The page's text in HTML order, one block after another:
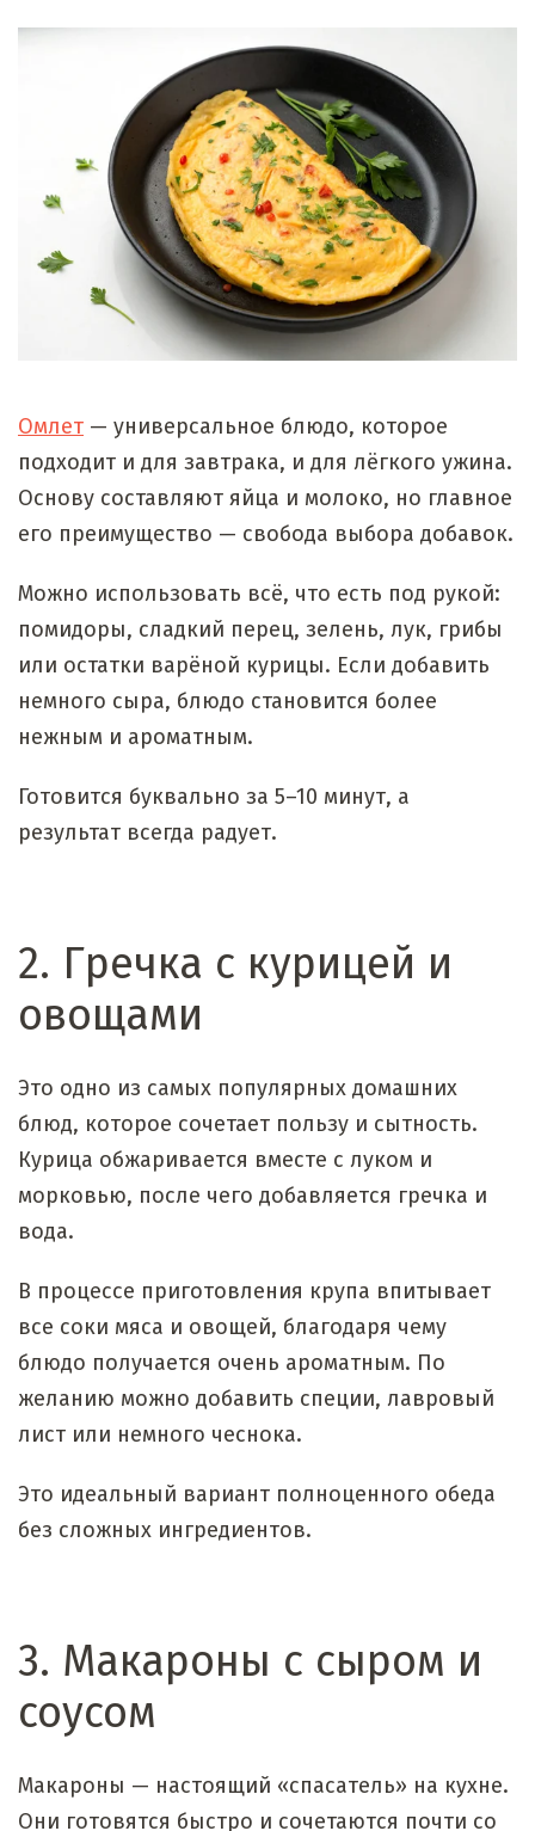
Омлет — универсальное блюдо, которое
подходит и для завтрака, и для лёгкого ужина.
Основу составляют яйца и молоко, но главное
его преимущество — свобода выбора добавок.
Можно использовать всё, что есть под рукой:
помидоры, сладкий перец, зелень, лук, грибы
или остатки варёной курицы. Если добавить
немного сыра, блюдо становится более
нежным и ароматным.
Готовится буквально за 5–10 минут, а
результат всегда радует.
2. Гречка с курицей и
овощами
Это одно из самых популярных домашних
блюд, которое сочетает пользу и сытность.
Курица обжаривается вместе с луком и
морковью, после чего добавляется гречка и
вода.
В процессе приготовления крупа впитывает
все соки мяса и овощей, благодаря чему
блюдо получается очень ароматным. По
желанию можно добавить специи, лавровый
лист или немного чеснока.
Это идеальный вариант полноценного обеда
без сложных ингредиентов.
3. Макароны с сыром и
соусом
Макароны — настоящий «спасатель» на кухне.
Они готовятся быстро и сочетаются почти со